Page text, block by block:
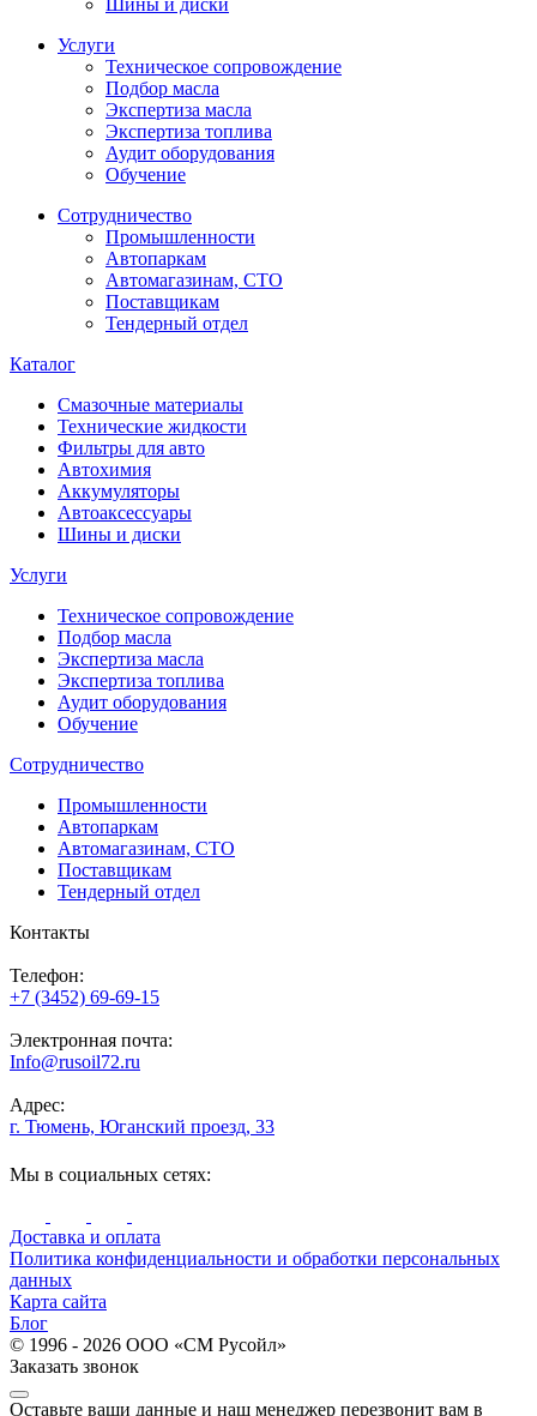
Услуги
Техническое сопровождение
Подбор масла
Экспертиза масла
Экспертиза топлива
Аудит оборудования
Обучение
Сотрудничество
Промышленности
Автопаркам
Автомагазинам, СТО
Поставщикам
Тендерный отдел
Каталог
Смазочные материалы
Технические жидкости
Фильтры для авто
Автохимия
Аккумуляторы
Автоаксессуары
Шины и диски
Услуги
Техническое сопровождение
Подбор масла
Экспертиза масла
Экспертиза топлива
Аудит оборудования
Обучение
Сотрудничество
Промышленности
Автопаркам
Автомагазинам, СТО
Поставщикам
Тендерный отдел
Контакты
Телефон:
+7 (3452) 69-69-15
Электронная почта:
Info@rusoil72.ru
Адрес:
г. Тюмень, Юганский проезд, 33
Мы в социальных сетях:
Доставка и оплата
Политика конфиденциальности и обработки персональных
данных
Карта сайта
Блог
© 1996 - 2026 ООО «СМ Русойл»
Заказать звонок
Оставьте ваши данные и наш менеджер перезвонит вам в